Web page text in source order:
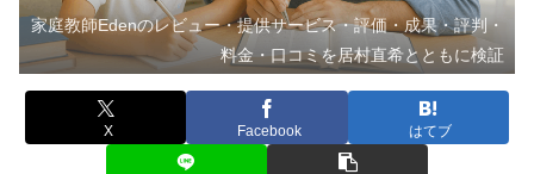
家庭教師Edenのレビュー・提供サービス・評価・成果・評判・
料金・口コミを居村直希とともに検証
X Facebook はてブ